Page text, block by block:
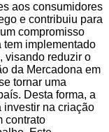
aos consumidores
e contribuiu para
compromisso
tem implementado
visando reduzir o
da Mercadona em
tornar uma
Desta forma, a
investir na criação
contrato